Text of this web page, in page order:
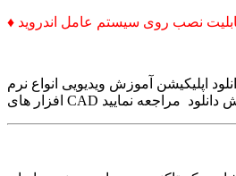
قابلیت نصب روی سیستم عامل اندروید
اپلیکیشن آموزش ویدیویی انواع نرم